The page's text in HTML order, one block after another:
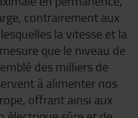
contrairement aux
la vitesse et la
que le niveau de
des milliers de
à alimenter nos
offrant ainsi aux